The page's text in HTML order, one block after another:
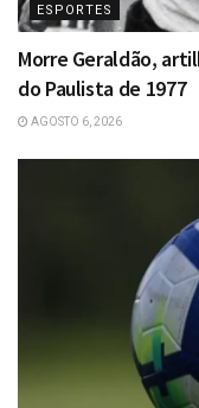
ESPORTES
Morre Geraldão,
do Paulista de 1977
AGOSTO 6, 2026